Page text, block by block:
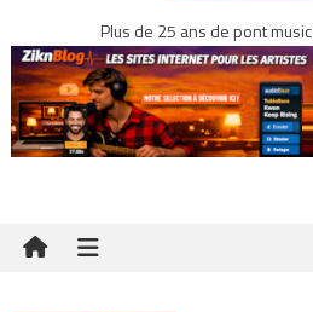
Plus de 25 ans de pont